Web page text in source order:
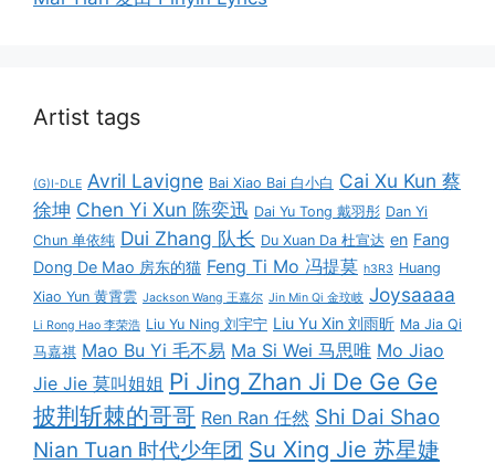
Artist tags
(G)I-DLE Avril Lavigne Bai Xiao Bai 白小白 Cai Xu Kun 蔡
徐坤 Chen Yi Xun 陈奕迅 Dai Yu Tong 戴羽彤 Dan Yi
Chun 单依纯 Dui Zhang 队长 Du Xuan Da 杜宣达 en Fang
Dong De Mao 房东的猫 Feng Ti Mo 冯提莫 h3R3 Huang
Xiao Yun 黄霄雲 Jackson Wang 王嘉尔 Jin Min Qi 金玟岐 Joysaaaa
Li Rong Hao 李荣浩 Liu Yu Ning 刘宇宁 Liu Yu Xin 刘雨昕 Ma Jia Qi
马嘉祺 Mao Bu Yi 毛不易 Ma Si Wei 马思唯 Mo Jiao
Jie Jie 莫叫姐姐 Pi Jing Zhan Ji De Ge Ge
披荆斩棘的哥哥 Ren Ran 任然 Shi Dai Shao
Nian Tuan 时代少年团 Su Xing Jie 苏星婕